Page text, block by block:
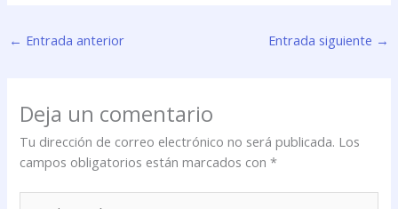
← Entrada anterior Entrada siguiente →
Deja un comentario
Tu dirección de correo electrónico no será publicada. Los
campos obligatorios están marcados con*